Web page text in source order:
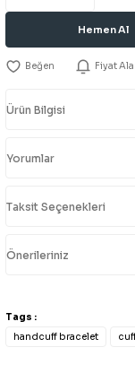
Hemen Al
Fiyat
Ürün Bilgisi
Yorumlar
Taksit Seçenekleri
Önerileriniz
Tags :
handcuff bracelet